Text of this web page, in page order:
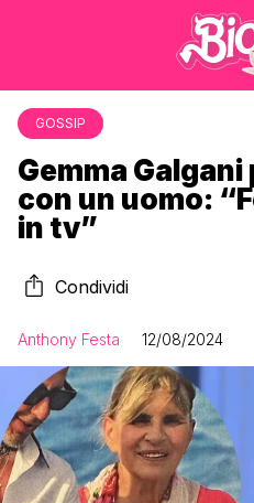
GOSSIP
Gemma
con un uomo:
in tv”
Condividi
Anthony Festa 12/08/2024